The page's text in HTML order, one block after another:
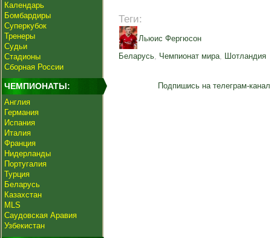
Календарь
Бомбардиры
Суперкубок
Тренеры
Судьи
Стадионы
Сборная России
ЧЕМПИОНАТЫ:
Англия
Германия
Испания
Италия
Франция
Нидерланды
Португалия
Турция
Беларусь
Казахстан
MLS
Саудовская Аравия
Узбекистан
Теги:
Льюис Фергюсон
Беларусь, Чемпионат мира, Шотландия
Подпишись на телеграм-